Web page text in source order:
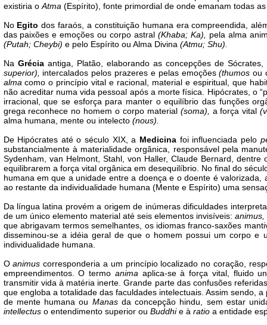
existiria o Atma (Espírito), fonte primordial de onde emanam todas
No Egito dos faraós, a constituição humana era compreendida,
das paixões e emoções ou corpo astral(Khaba; Ka),
pela alma
(Putah; Cheybi) e pelo Espírito ou Alma Divina (Atmu; Shu).
Na Grécia antiga, Platão, elaborando as concepções de
superior),
intercalados pelos prazeres e pelas emoções(thumos ou
alma como o princípio vital e racional, material e espiritual, que
não acreditar numa vida pessoal após a morte física. Hipócrates, o
irracional, que se esforça para manter o equilíbrio das funções
grega reconhece no homem o corpo material(soma), a força vital
alma humana, mente ou intelecto (nous).
De Hipócrates até o século XIX, a Medicinafoi influenciada pelo
substancialmente à materialidade orgânica, responsável pela
Sydenham, van Helmont, Stahl, von Haller, Claude Bernard,
equilibrarem a força vital orgânica em desequilíbrio. No final do
humana em que a unidade entre a doença e o doente é
ao restante da individualidade humana (Mente e Espírito) uma
Da língua latina provém a origem de inúmeras dificuldades
de um único elemento material até seis elementos invisíveis:
que abrigavam termos semelhantes, os idiomas franco-saxões
disseminou-se a idéia geral de que o homem possui um corpo e
individualidade humana.
Oanimus corresponderia a um princípio localizado no coração,
empreendimentos. O termo anima aplica-se à força vital, fluido
transmitir vida à matéria inerte. Grande parte das confusões
que engloba a totalidade das faculdades intelectuais. Assim sendo,
de mente humana ou Manas da concepção hindu, sem estar
intellectuso entendimento superior ou Buddhie à ratioa entidade